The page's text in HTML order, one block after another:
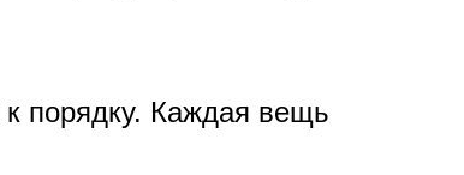
порядку. Каждая вещь